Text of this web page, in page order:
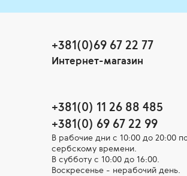
+381(0)69 67 22 77
Интернет-магазин
+381(0) 11 26 88 485
+381(0) 69 67 22 99
В рабочие дни c 10:00 до 20:00
сербскому времени.
В субботу с 10:00 дo 16:00.
Воскресенье - нерабочий день.